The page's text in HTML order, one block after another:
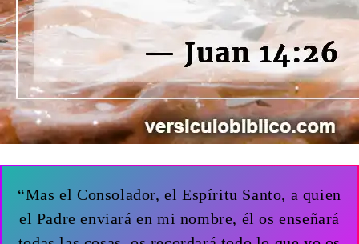
“Mas el Consolador, el Espíritu Santo, a quien
el Padre enviará en mi nombre, él os enseñará